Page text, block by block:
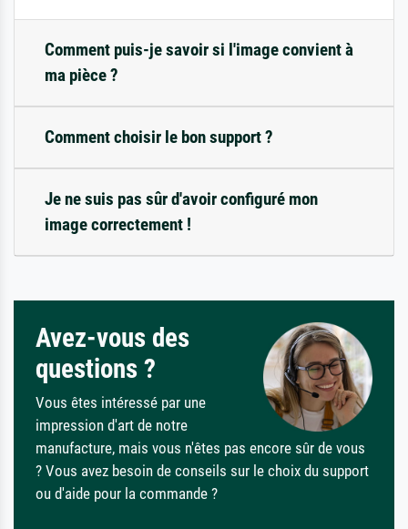
Comment puis-je savoir si l'image convient à
ma pièce ?
Comment choisir le bon support ?
Je ne suis pas sûr d'avoir configuré mon
image correctement !
Avez-vous des
questions ?
Vous êtes intéressé par une
impression d'art de notre
manufacture, mais vous n'êtes pas encore sûr de vous
? Vous avez besoin de conseils sur le choix du support
ou d'aide pour la commande ?